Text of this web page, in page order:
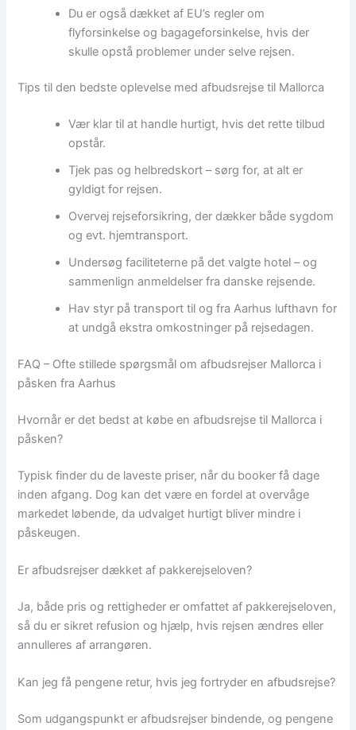
Du er også dækket af EU’s regler om
flyforsinkelse og bagageforsinkelse, hvis der
skulle opstå problemer under selve rejsen.
Tips til den bedste oplevelse med afbudsrejse til Mallorca
Vær klar til at handle hurtigt, hvis det rette tilbud
opstår.
Tjek pas og helbredskort – sørg for, at alt er
gyldigt for rejsen.
Overvej rejseforsikring, der dækker både sygdom
og evt. hjemtransport.
Undersøg faciliteterne på det valgte hotel – og
sammenlign anmeldelser fra danske rejsende.
Hav styr på transport til og fra Aarhus lufthavn for
at undgå ekstra omkostninger på rejsedagen.
FAQ – Ofte stillede spørgsmål om afbudsrejser Mallorca i
påsken fra Aarhus
Hvornår er det bedst at købe en afbudsrejse til Mallorca i
påsken?
Typisk finder du de laveste priser, når du booker få dage
inden afgang. Dog kan det være en fordel at overvåge
markedet løbende, da udvalget hurtigt bliver mindre i
påskeugen.
Er afbudsrejser dækket af pakkerejseloven?
Ja, både pris og rettigheder er omfattet af pakkerejseloven,
så du er sikret refusion og hjælp, hvis rejsen ændres eller
annulleres af arrangøren.
Kan jeg få pengene retur, hvis jeg fortryder en afbudsrejse?
Som udgangspunkt er afbudsrejser bindende, og pengene